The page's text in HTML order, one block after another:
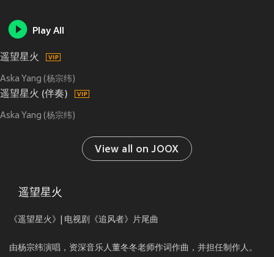
Play All
遥望星火
Aska Yang (杨宗纬)
遥望星火 (伴奏)
Aska Yang (杨宗纬)
View all on JOOX
遥望星火
《遥望星火》| 电视剧《追风者》片尾曲
由杨宗纬演唱，资深音乐人董冬冬老师作词作曲，并担任制作人。